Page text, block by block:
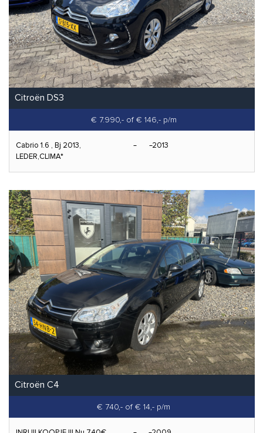
Citroën DS3
€ 7.990,- of € 146,- p/m
Cabrio 1.6 , Bj 2013,
LEDER,CLIMA*
2013
Citroën C4
€ 740,- of € 14,- p/m